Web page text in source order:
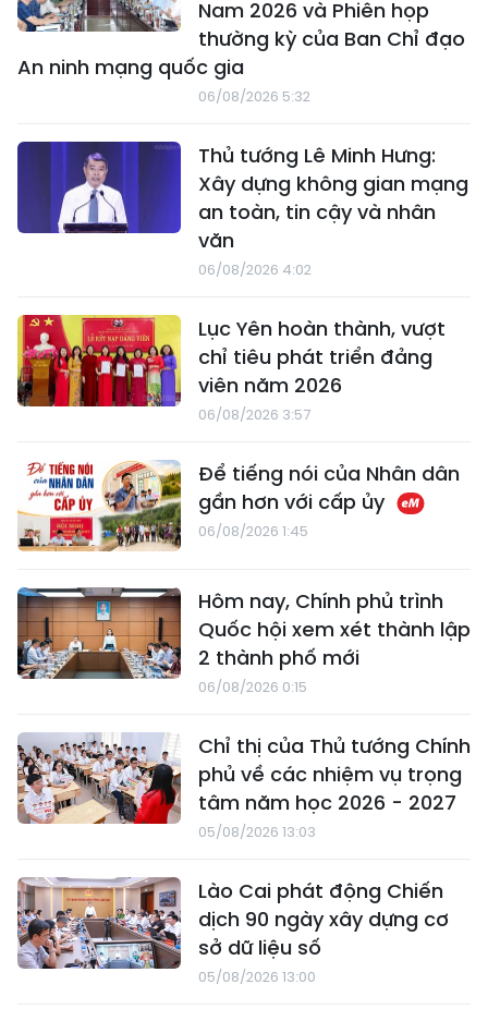
Nam 2026 và Phiên họp
thường kỳ của Ban Chỉ đạo
An ninh mạng quốc gia
06/08/2026 5:32
Thủ tướng Lê Minh Hưng:
Xây dựng không gian mạng
an toàn, tin cậy và nhân
văn
06/08/2026 4:02
Lục Yên hoàn thành, vượt
chỉ tiêu phát triển đảng
viên năm 2026
06/08/2026 3:57
Để tiếng nói của Nhân dân
gần hơn với cấp ủy
06/08/2026 1:45
Hôm nay, Chính phủ trình
Quốc hội xem xét thành lập
2 thành phố mới
06/08/2026 0:15
Chỉ thị của Thủ tướng Chính
phủ về các nhiệm vụ trọng
tâm năm học 2026 - 2027
05/08/2026 13:03
Lào Cai phát động Chiến
dịch 90 ngày xây dựng cơ
sở dữ liệu số
05/08/2026 13:00